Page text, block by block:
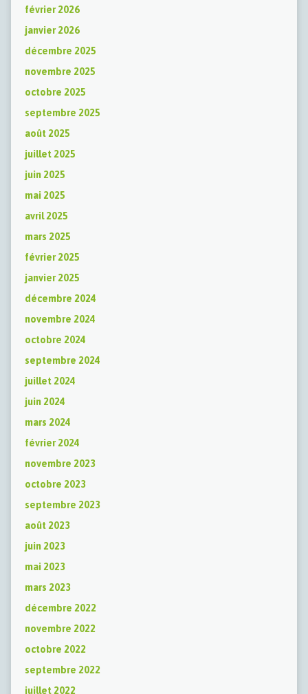
février 2026
janvier 2026
décembre 2025
novembre 2025
octobre 2025
septembre 2025
août 2025
juillet 2025
juin 2025
mai 2025
avril 2025
mars 2025
février 2025
janvier 2025
décembre 2024
novembre 2024
octobre 2024
septembre 2024
juillet 2024
juin 2024
mars 2024
février 2024
novembre 2023
octobre 2023
septembre 2023
août 2023
juin 2023
mai 2023
mars 2023
décembre 2022
novembre 2022
octobre 2022
septembre 2022
juillet 2022